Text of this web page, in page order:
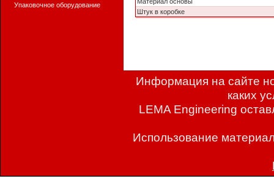
Упаковочное оборудование
Штук в коробке
Информация на сайте
каких
LEMA Engineering
Использование